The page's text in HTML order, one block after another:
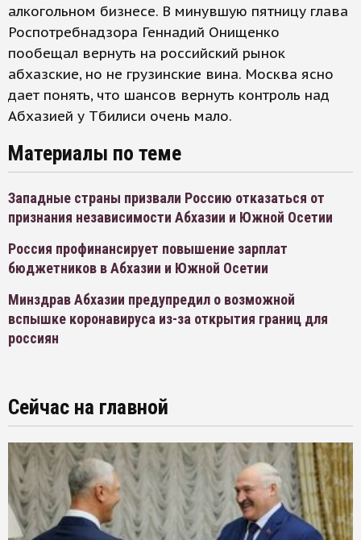
алкогольном бизнесе. В минувшую пятницу глава
Роспотребнадзора Геннадий Онищенко
пообещал вернуть на российский рынок
абхазские, но не грузинские вина. Моск­ва ясно
дает понять, что шансов вернуть контроль над
Абхазией у Тбилиси очень мало.
Материалы по теме
Западные страны призвали Россию отказаться от
признания независимости Абхазии и Южной Осетии
Россия профинансирует повышение зарплат
бюджетников в Абхазии и Южной Осетии
Минздрав Абхазии предупредил о возможной
вспышке коронавируса из-за открытия границ для
россиян
Сейчас на главной